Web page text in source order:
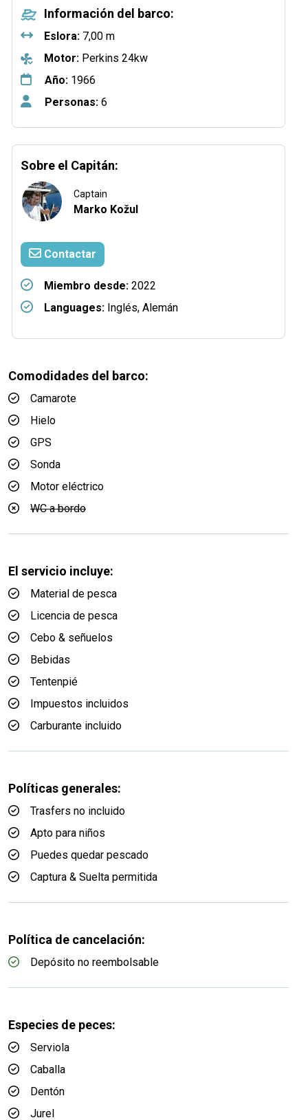
Información del barco:
Eslora: 7,00 m
Motor: Perkins 24kw
Año: 1966
Personas: 6
Sobre el Capitán:
Captain
Marko Kožul
Contactar
Miembro desde: 2022
Languages: Inglés, Alemán
Comodidades del barco:
Camarote
Hielo
GPS
Sonda
Motor eléctrico
WC a bordo
El servicio incluye:
Material de pesca
Licencia de pesca
Cebo & señuelos
Bebidas
Tentenpié
Impuestos incluidos
Carburante incluido
Políticas generales:
Trasfers no incluido
Apto para niños
Puedes quedar pescado
Captura & Suelta permitida
Política de cancelación:
Depósito no reembolsable
Especies de peces:
Serviola
Caballa
Dentón
Jurel